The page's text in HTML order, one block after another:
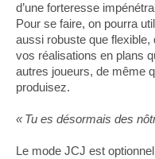
d’une forteresse
Pour se faire, on pourra
aussi robuste que
vos réalisations en plans
autres joueurs, de même
produisez.
« Tu es désormais des
Le mode JCJ est